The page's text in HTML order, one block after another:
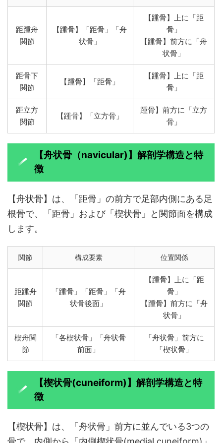
距踵舟
関節
【踵骨】「距骨」「舟
状骨」
【踵骨】上に「距
骨」
【踵骨】前方に「舟
状骨」
距骨下
関節
【踵骨】「距骨」
【踵骨】上に「距
骨」
距立方
関節
【踵骨】「立方骨」
踵骨】前方に「立方
骨」
【舟状骨（navicular)】解剖学構造と特
徴
【舟状骨】は、「距骨」の前方で足部内側にある足
根骨で、「距骨」および「楔状骨」と関節面を構成
します。
関節 構成要素 位置関係
距踵舟
関節
「踵骨」「距骨」「舟
状骨後面」
【踵骨】上に「距
骨」
【踵骨】前方に「舟
状骨」
楔舟関
節
「各楔状骨」「舟状骨
前面」
「舟状骨」前方に
「楔状骨」
【楔状骨(cuneiform)】解剖学構造と特
徴
【楔状骨】は、「舟状骨」前方に並んでいる3つの